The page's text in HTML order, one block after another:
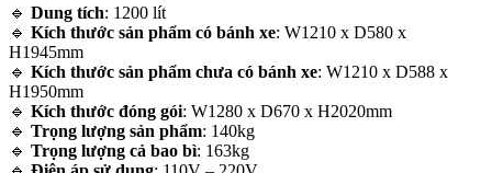
🔹 Dung tích: 1200 lít
🔹 Kích thước sản phẩm có bánh xe: W1210 x D580 x
H1945mm
🔹 Kích thước sản phẩm chưa có bánh xe: W1210 x D588 x
H1950mm
🔹 Kích thước đóng gói: W1280 x D670 x H2020mm
🔹 Trọng lượng sản phẩm: 140kg
🔹 Trọng lượng cả bao bì: 163kg